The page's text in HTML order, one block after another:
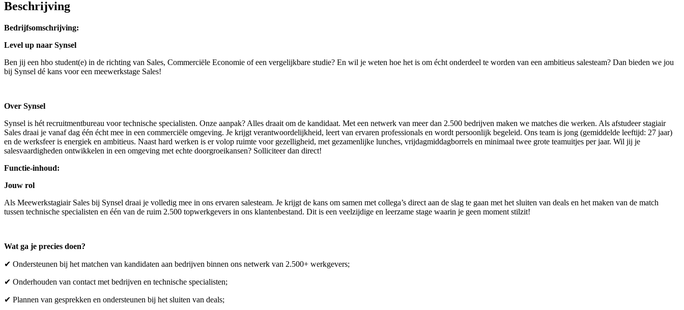
Beschrijving
Bedrijfsomschrijving:
Level up naar Synsel
Ben jij een hbo student(e) in de richting van Sales, Commerciële Economie of een vergelijkbare studie? En wil je weten hoe het is om écht onderdeel te worden van een ambitieus salesteam? Dan bieden we jou
bij Synsel dé kans voor een meewerkstage Sales!
Over Synsel
Synsel is hét recruitmentbureau voor technische specialisten. Onze aanpak? Alles draait om de kandidaat. Met een netwerk van meer dan 2.500 bedrijven maken we matches die werken. Als afstudeer stagiair
Sales draai je vanaf dag één écht mee in een commerciële omgeving. Je krijgt verantwoordelijkheid, leert van ervaren professionals en wordt persoonlijk begeleid. Ons team is jong (gemiddelde leeftijd: 27 jaar)
en de werksfeer is energiek en ambitieus. Naast hard werken is er volop ruimte voor gezelligheid, met gezamenlijke lunches, vrijdagmiddagborrels en minimaal twee grote teamuitjes per jaar. Wil jij je
salesvaardigheden ontwikkelen in een omgeving met echte doorgroeikansen? Solliciteer dan direct!
Functie-inhoud:
Jouw rol
Als Meewerkstagiair Sales bij Synsel draai je volledig mee in ons ervaren salesteam. Je krijgt de kans om samen met collega’s direct aan de slag te gaan met het sluiten van deals en het maken van de match
tussen technische specialisten en één van de ruim 2.500 topwerkgevers in ons klantenbestand. Dit is een veelzijdige en leerzame stage waarin je geen moment stilzit!
Wat ga je precies doen?
✔ Ondersteunen bij het matchen van kandidaten aan bedrijven binnen ons netwerk van 2.500+ werkgevers;
✔ Onderhouden van contact met bedrijven en technische specialisten;
✔ Plannen van gesprekken en ondersteunen bij het sluiten van deals;